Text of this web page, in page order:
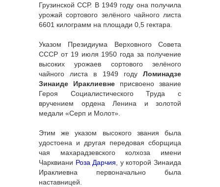
Грузинской ССР. В 1949 году она получила
урожай сортового зелёного чайного листа
6601 килограмм на площади 0,5 гектара.
Указом Президиума Верховного Совета
СССР от 19 июля 1950 года за получение
высоких урожаев сортового зелёного
чайного листа в 1949 году Ломинадзе
Зинаиде Ираклиевне присвоено звание
Героя Социалистического Труда с
вручением ордена Ленина и золотой
медали «Серп и Молот».
Этим же указом высокого звания была
удостоена и другая передовая сборщица
чая махарадзевского колхоза имени
Чарквиани Роза Дарчия, у которой Зинаида
Ираклиевна первоначально была
наставницей.